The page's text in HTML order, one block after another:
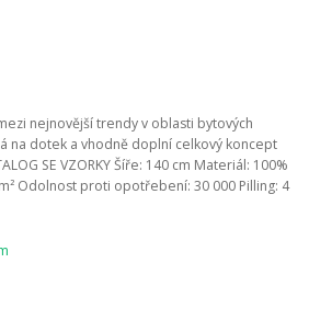
nejnovější trendy v oblasti bytových
na dotek a vhodně doplní celkový koncept
SE VZORKY Šíře: 140 cm Materiál: 100%
Odolnost proti opotřebení: 30 000 Pilling: 4